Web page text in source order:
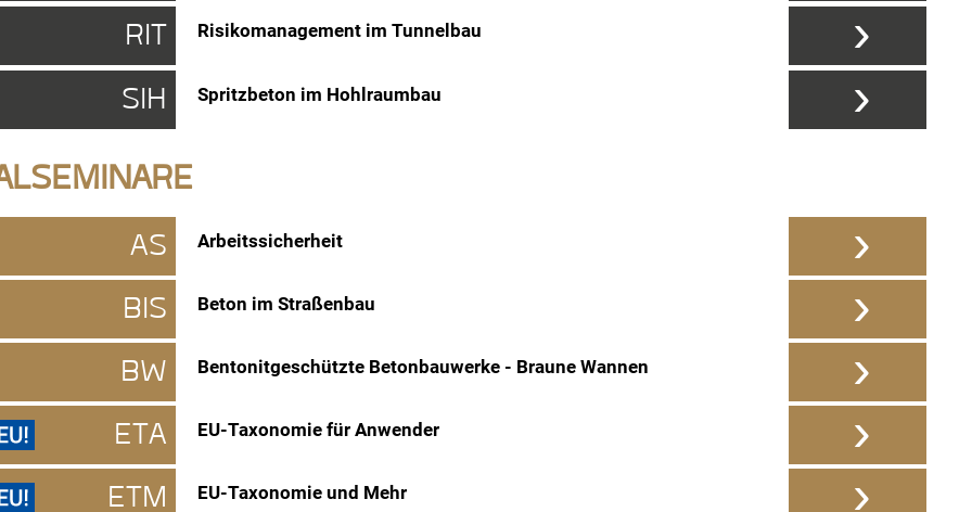
RIT Risikomanagement im Tunnelbau ›
SIH Spritzbeton im Hohlraumbau ›
AS Arbeitssicherheit ›
BIS Beton im Straßenbau ›
BW Bentonitgeschützte Betonbauwerke - Braune Wannen ›
ETA EU-Taxonomie für Anwender ›
ETM EU-Taxonomie und Mehr ›